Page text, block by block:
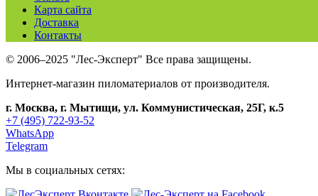
Карта сайта
Доставка
Контакты
© 2006–2025 "Лес-Эксперт" Все права защищены.
Интернет-магазин пиломатериалов от производителя.
г. Москва, г. Мытищи, ул. Коммунистическая, 25Г, к.5
+7 (495) 722-93-52
WhatsApp
Telegram
Мы в социальных сетях: